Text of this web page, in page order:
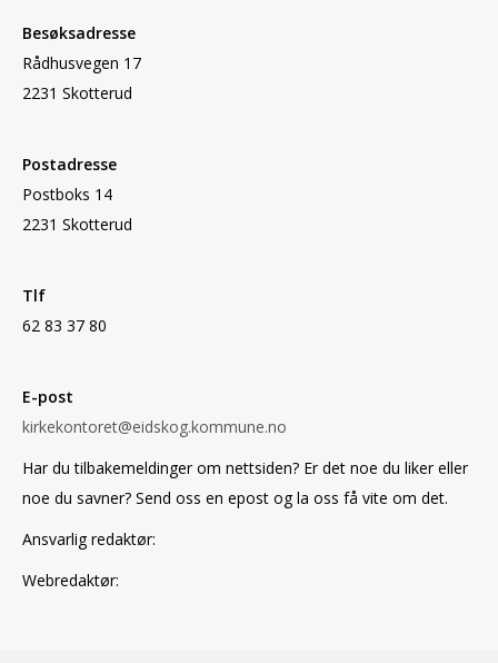
Besøksadresse
Rådhusvegen 17
2231 Skotterud
Postadresse
Postboks 14
2231 Skotterud
Tlf
62 83 37 80
E-post
kirkekontoret@eidskog.kommune.no
Har du tilbakemeldinger om nettsiden? Er det noe du liker eller
noe du savner? Send oss en epost og la oss få vite om det.
Ansvarlig redaktør:
Webredaktør: